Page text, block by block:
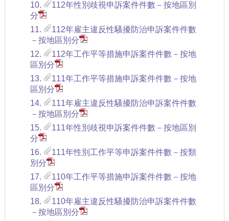
10.
112年性別歧視申訴案件件數－按地區別
分
11.
112年雇主違反性騷擾防治申訴案件件數
－按地區別分
12.
112年工作平等措施申訴案件件數－按地
區別分
13.
111年工作平等措施申訴案件件數－按地
區別分
14.
111年雇主違反性騷擾防治申訴案件件數
－按地區別分
15.
111年性別歧視申訴案件件數－按地區別
分
16.
111年性別工作平等申訴案件件數－按類
別分
17.
110年工作平等措施申訴案件件數－按地
區別分
18.
110年雇主違反性騷擾防治申訴案件件數
－按地區別分